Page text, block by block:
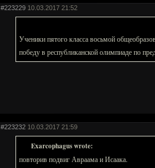
#223229 10.03.2017 21:52
Ученики пятого класса восьмой
победу в республиканской олимпиаде по
#223232 10.03.2017 21:59
Exarcophagus wrote:
повторив подвиг Авраама и Исаака.